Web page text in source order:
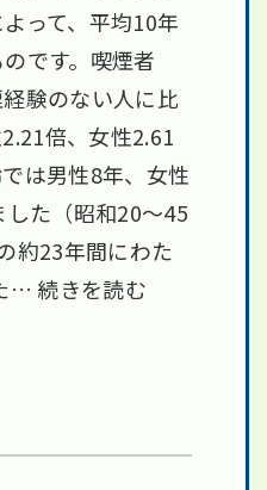
って、平均10年
です。喫煙者
験のない人に比
倍、女性2.61
は男性8年、女性
た（昭和20～45
約23年間にわた
… 続きを読む